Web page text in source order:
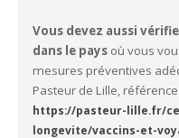
Vous devez aussi
dans le pays où vous
mesures préventives
Pasteur de Lille,
https://pasteur-lille.fr/
longevite/vaccins-et-